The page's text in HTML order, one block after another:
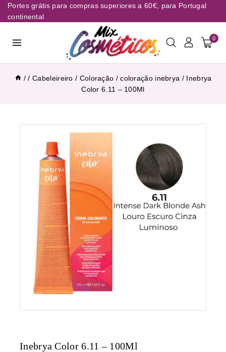
Portes grátis para compras superiores a 60€, para Portugal
continental
0
/ / Cabeleireiro / Coloração / coloração inebrya / Inebrya
Color 6.11 – 100Ml
Inebrya Color 6.11 – 100Ml